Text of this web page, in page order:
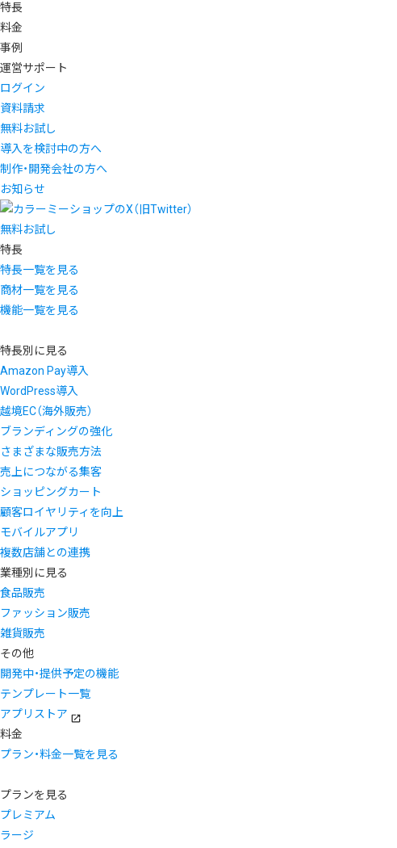
特長
料金
事例
運営サポート
ログイン
資料請求
無料お試し
導入を検討中の方へ
制作・開発会社の方へ
お知らせ
無料お試し
特長
特長一覧を見る
商材一覧を見る
機能一覧を見る
特長別に見る
Amazon Pay導入
WordPress導入
越境EC（海外販売）
ブランディングの強化
さまざまな販売方法
売上につながる集客
ショッピングカート
顧客ロイヤリティを向上
モバイルアプリ
複数店舗との連携
業種別に見る
食品販売
ファッション販売
雑貨販売
その他
開発中・提供予定の機能
テンプレート一覧
アプリストア
料金
プラン・料金一覧を見る
プランを見る
プレミアム
ラージ